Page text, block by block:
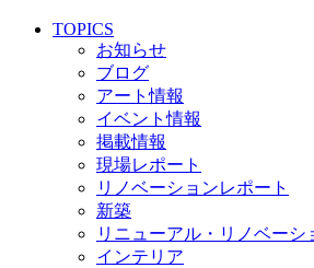
TOPICS
お知らせ
ブログ
アート情報
イベント情報
掲載情報
現場レポート
リノベーションレポート
新築
リニューアル・リノベーシ
インテリア